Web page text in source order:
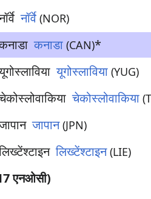
नॉर्वे (NOR)
कनाडा (CAN)*
यूगोस्लाविया (YUG)
चेकोस्लोवाकिया
जापान (JPN)
लिख्टेंश्टाइन (LIE)
एनओसी)